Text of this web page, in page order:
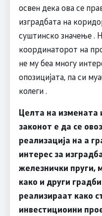
освен дека ова се
изградбата на
суштинско значење .
координаторот на
не му беа многу
опозицијата, па си
колеги .
Целта на измената
законот е да се
реализација на а
интерес за
железнички пруги,
како и други
реализираат како
инвестициоини